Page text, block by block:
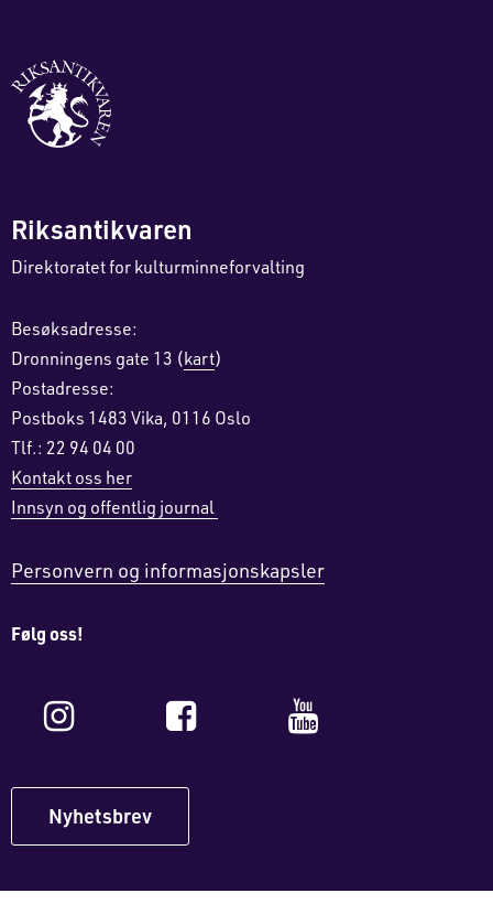
Riksantikvaren
Direktoratet for kulturminneforvalting
Besøksadresse:
Dronningens gate 13 (kart)
Postadresse:
Postboks 1483 Vika, 0116 Oslo
Tlf.: 22 94 04 00
Kontakt oss her
Innsyn og offentlig journal
Personvern og informasjonskapsler
Følg oss!
Instagram Facebook YouTube
Nyhetsbrev